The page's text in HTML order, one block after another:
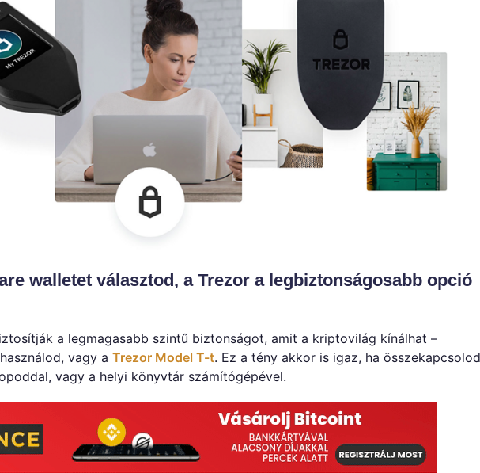
walletet választod, a Trezor a legbiztonságosabb opció
a legmagasabb szintű biztonságot, amit a kriptovilág kínálhat –
vagy a Trezor Model T-t. Ez a tény akkor is igaz, ha összekapcsolod
vagy a helyi könyvtár számítógépével.